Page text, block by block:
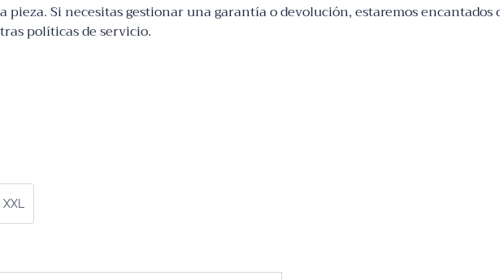
pieza. Si necesitas gestionar una garantía o devolución, estaremos encantados
políticas de servicio.
XXL